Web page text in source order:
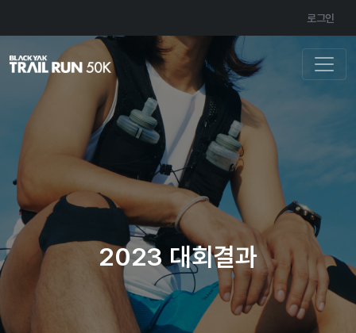
로그인
2023 대회결과